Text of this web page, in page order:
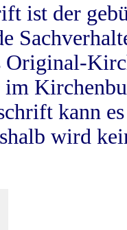
ist der
kann
wird